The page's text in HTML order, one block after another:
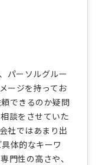
パーソルグルー
ージを持ってお
できるのか疑問
談をさせていた
社ではあまり出
体的なキーワ
門性の高さや、